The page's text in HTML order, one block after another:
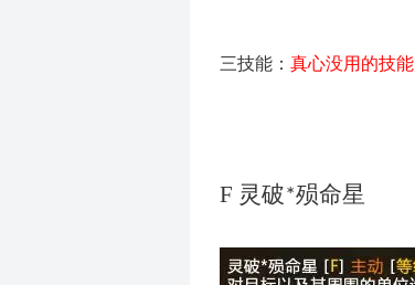
三技能： 真心没用的技能
F 灵破*殒命星